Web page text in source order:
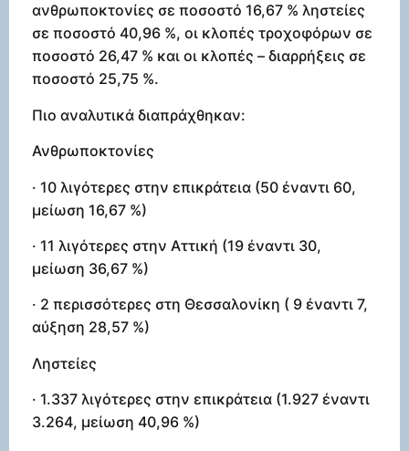
ανθρωποκτονίες σε ποσοστό 16,67 % ληστείες
σε ποσοστό 40,96 %, οι κλοπές τροχοφόρων σε
ποσοστό 26,47 % και οι κλοπές – διαρρήξεις σε
ποσοστό 25,75 %.
Πιο αναλυτικά διαπράχθηκαν:
Ανθρωποκτονίες
· 10 λιγότερες στην επικράτεια (50 έναντι 60,
μείωση 16,67 %)
· 11 λιγότερες στην Αττική (19 έναντι 30,
μείωση 36,67 %)
· 2 περισσότερες στη Θεσσαλονίκη ( 9 έναντι 7,
αύξηση 28,57 %)
Ληστείες
· 1.337 λιγότερες στην επικράτεια (1.927 έναντι
3.264, μείωση 40,96 %)